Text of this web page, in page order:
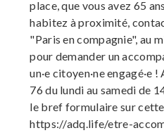
place, que vous avez 65
habitez à proximité,
"Paris en compagnie", au
pour demander un
un·e citoyen·ne engagé·e
76 du lundi au samedi de
le bref formulaire sur
https://adq.life/etre-